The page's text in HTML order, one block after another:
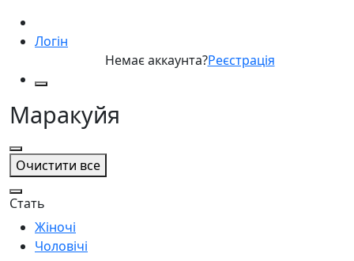
Логін
Немає аккаунта?Реєстрація
Маракуйя
Очистити все
Стать
Жіночі
Чоловічі